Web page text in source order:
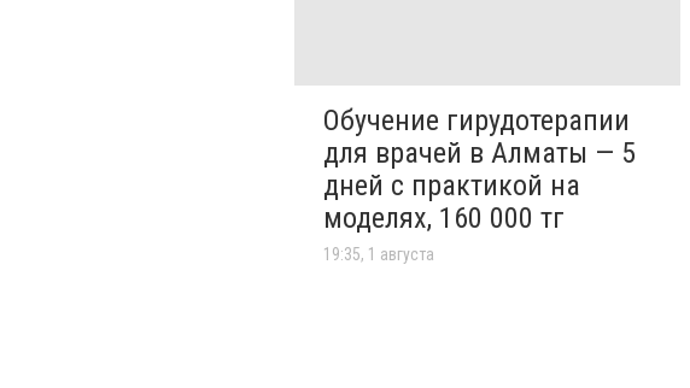
Обучение гирудотерапии
для врачей в Алматы — 5
дней с практикой на
моделях, 160 000 тг
19:35, 1 августа